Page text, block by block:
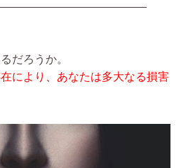
だろうか。
により、あなたは多大なる損害